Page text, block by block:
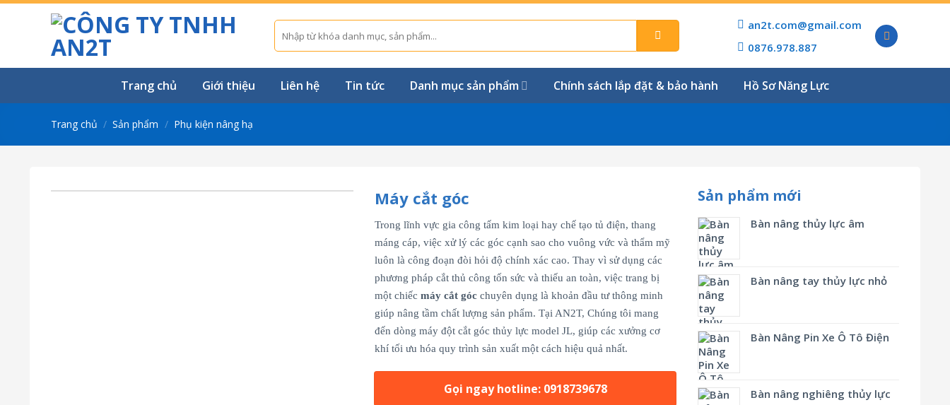
Skip
Tìm
kiếm:
an2t.com@gmail.com
0876.978.887
Trang chủ Giới thiệu Liên hệ Tin tức Danh mục sản phẩm Chính sách lắp đặt & bảo hành Hồ Sơ Năng Lực
Trang chủ / Sản phẩm / Phụ kiện nâng hạ
Sản phẩm mới
Bàn nâng thủy lực âm
Bàn nâng tay thủy lực nhỏ
Bàn Nâng Pin Xe Ô Tô Điện
Bàn nâng nghiêng thủy lực
Máy cắt góc
Trong lĩnh vực gia công tấm kim loại hay chế tạo tủ điện, thang
máng cáp, việc xử lý các góc cạnh sao cho vuông vức và thẩm mỹ
luôn là công đoạn đòi hỏi độ chính xác cao. Thay vì sử dụng các
phương pháp cắt thủ công tốn sức và thiếu an toàn, việc trang bị
một chiếc máy cắt góc chuyên dụng là khoản đầu tư thông minh
giúp nâng tầm chất lượng sản phẩm. Tại AN2T, Chúng tôi mang
đến dòng máy đột cắt góc thủy lực model JL, giúp các xưởng cơ
khí tối ưu hóa quy trình sản xuất một cách hiệu quả nhất.
Gọi ngay hotline: 0918739678